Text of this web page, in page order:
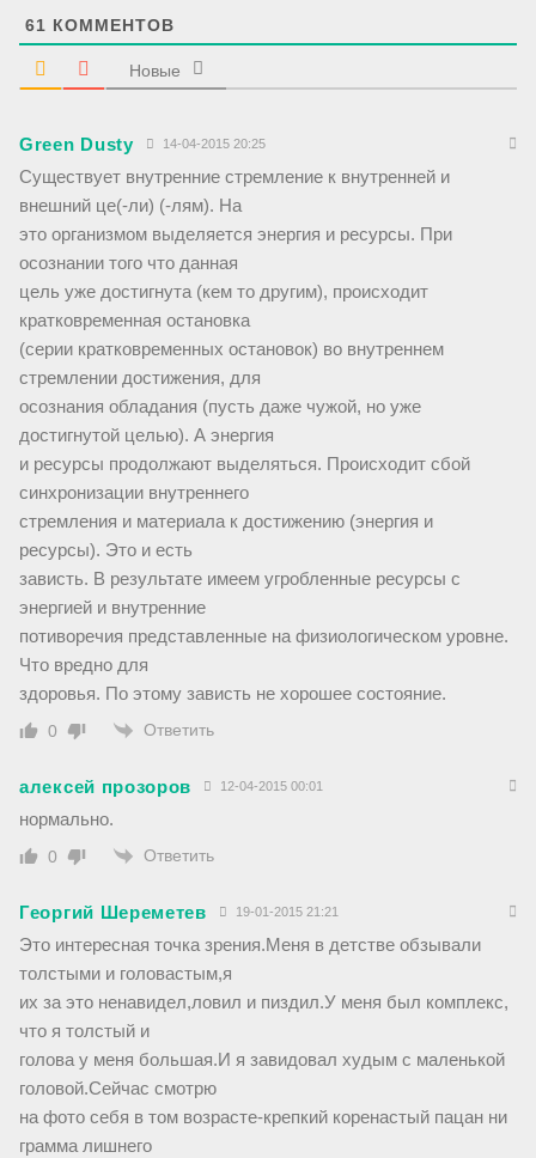
61 КОММЕНТОВ
Новые
Green Dusty 14-04-2015 20:25
Существует внутренние стремление к внутренней и
внешний це(-ли) (-лям). На
это организмом выделяется энергия и ресурсы. При
осознании того что данная
цель уже достигнута (кем то другим), происходит
кратковременная остановка
(серии кратковременных остановок) во внутреннем
стремлении достижения, для
осознания обладания (пусть даже чужой, но уже
достигнутой целью). А энергия
и ресурсы продолжают выделяться. Происходит сбой
синхронизации внутреннего
стремления и материала к достижению (энергия и
ресурсы). Это и есть
зависть. В результате имеем угробленные ресурсы с
энергией и внутренние
потиворечия представленные на физиологическом уровне.
Что вредно для
здоровья. По этому зависть не хорошее состояние.
0 Ответить
алексей прозоров 12-04-2015 00:01
нормально.
0 Ответить
Георгий Шереметев 19-01-2015 21:21
Это интересная точка зрения.Меня в детстве обзывали
толстыми и головастым,я
их за это ненавидел,ловил и пиздил.У меня был комплекс,
что я толстый и
голова у меня большая.И я завидовал худым с маленькой
головой.Сейчас смотрю
на фото себя в том возрасте-крепкий коренастый пацан ни
грамма лишнего